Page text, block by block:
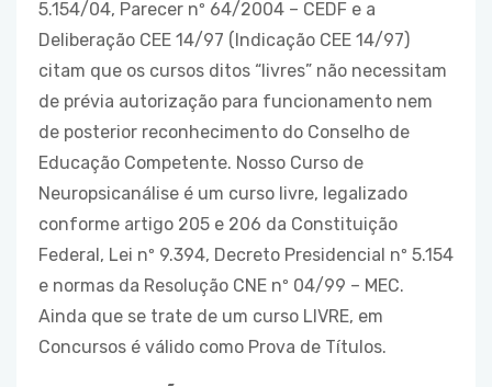
5.154/04, Parecer nº 64/2004 – CEDF e a
Deliberação CEE 14/97 (Indicação CEE 14/97)
citam que os cursos ditos “livres” não necessitam
de prévia autorização para funcionamento nem
de posterior reconhecimento do Conselho de
Educação Competente. Nosso Curso de
Neuropsicanálise é um curso livre, legalizado
conforme artigo 205 e 206 da Constituição
Federal, Lei nº 9.394, Decreto Presidencial nº 5.154
e normas da Resolução CNE nº 04/99 – MEC.
Ainda que se trate de um curso LIVRE, em
Concursos é válido como Prova de Títulos.